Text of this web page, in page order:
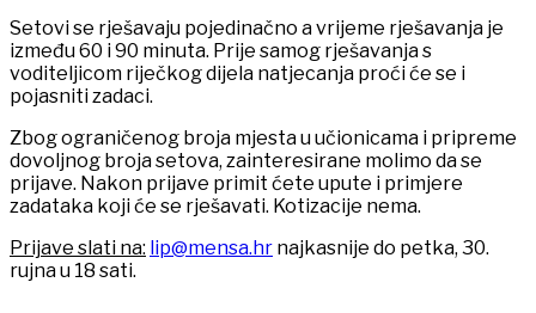
Setovi se rješavaju pojedinačno a vrijeme rješavanja je
između 60 i 90 minuta. Prije samog rješavanja s
voditeljicom riječkog dijela natjecanja proći će se i
pojasniti zadaci.
Zbog ograničenog broja mjesta u učionicama i pripreme
dovoljnog broja setova, zainteresirane molimo da se
prijave. Nakon prijave primit ćete upute i primjere
zadataka koji će se rješavati. Kotizacije nema.
Prijave slati na: lip@mensa.hr najkasnije do petka, 30.
rujna u 18 sati.